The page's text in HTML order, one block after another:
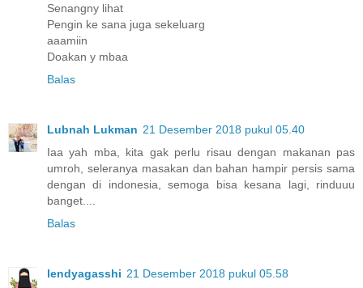
Senangny lihat
Pengin ke sana juga sekeluarg
aaamiin
Doakan y mbaa
Balas
Lubnah Lukman 21 Desember 2018 pukul 05.40
Iaa yah mba, kita gak perlu risau dengan makanan pas
umroh, seleranya masakan dan bahan hampir persis sama
dengan di indonesia, semoga bisa kesana lagi, rinduuu
banget....
Balas
lendyagasshi 21 Desember 2018 pukul 05.58